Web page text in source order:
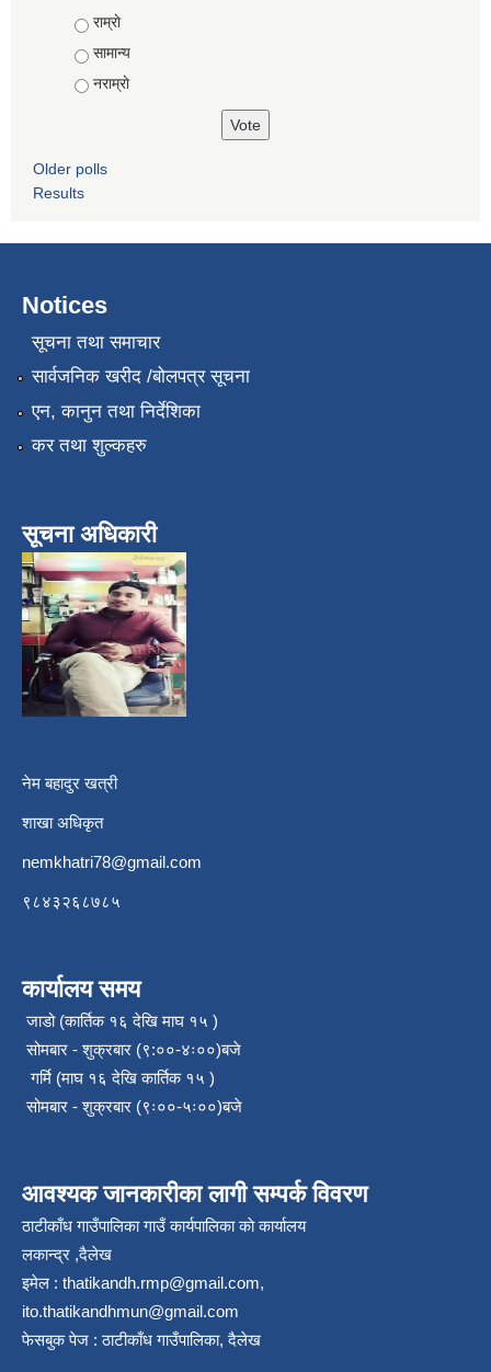
Choices
राम्राे
सामान्य
नराम्राे
Older polls
Results
Notices
सूचना तथा समाचार
सार्वजनिक खरीद /बोलपत्र सूचना
एन, कानुन तथा निर्देशिका
कर तथा शुल्कहरु
सूचना अधिकारी
नेम बहादुर खत्री
शाखा अधिकृत
nemkhatri78@gmail.com
९८४३२६८७८५
कार्यालय समय
जाडो (कार्तिक १६ देखि माघ १५ )
सोमबार - शुक्रबार (९:००-४ः००)बजे
गर्मि (माघ १६ देखि कार्तिक १५ )
सोमबार - शुक्रबार (९ः००-५ः००)बजे
आवश्यक जानकारीका लागी सम्पर्क विवरण
ठाटीकाँध गाउँपालिका गाउँ कार्यपालिका काे कार्यालय
लकान्द्र ,दैलेख
इमेल : thatikandh.rmp@gmail.com,
ito.thatikandhmun@gmail.com
फेसबुक पेज : ठाटीकाँध गाउँपालिका, दैलेख